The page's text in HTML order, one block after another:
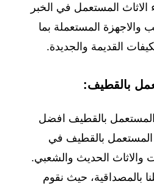
المستعمل في الخبر
والاجهزة المستعملة بما
القديمة والجديدة.
بالقطيف:
المستعمل بالقطيف افضل
المستعمل بالقطيف في
والاثاث الحديث والشعبي.
بالمصداقية، حيث نقوم